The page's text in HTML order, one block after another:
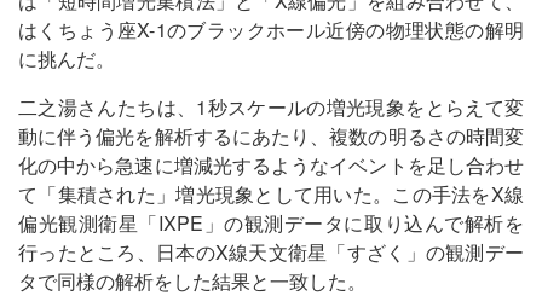
はくちょう座X-1のブラックホール近傍の物理状態の解明
に挑んだ。
二之湯さんたちは、1秒スケールの増光現象をとらえて変
動に伴う偏光を解析するにあたり、複数の明るさの時間変
化の中から急速に増減光するようなイベントを足し合わせ
て「集積された」増光現象として用いた。この手法をX線
偏光観測衛星「IXPE」の観測データに取り込んで解析を
行ったところ、日本のX線天文衛星「すざく」の観測デー
タで同様の解析をした結果と一致した。